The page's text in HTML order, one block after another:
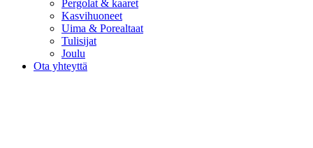
Pergolat & kaaret
Kasvihuoneet
Uima & Porealtaat
Tulisijat
Joulu
Ota yhteyttä